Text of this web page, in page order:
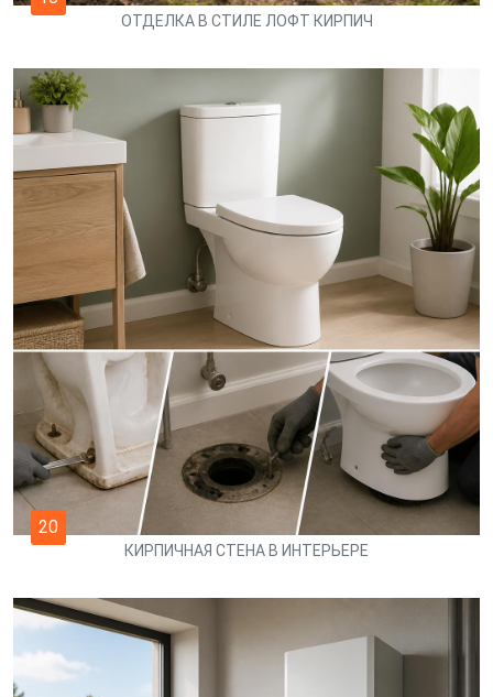
ОТДЕЛКА В СТИЛЕ ЛОФТ КИРПИЧ
20
КИРПИЧНАЯ СТЕНА В ИНТЕРЬЕРЕ